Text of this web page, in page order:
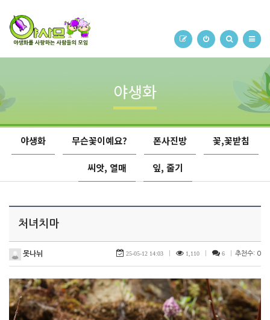
야생화
야생화 무슨꽃이예요? 폰사진방 꽃,꽃받침
씨앗, 열매 잎, 줄기
처녀치마
못나뉘 25-05-12 14:03 1,110 6 추천수: 0